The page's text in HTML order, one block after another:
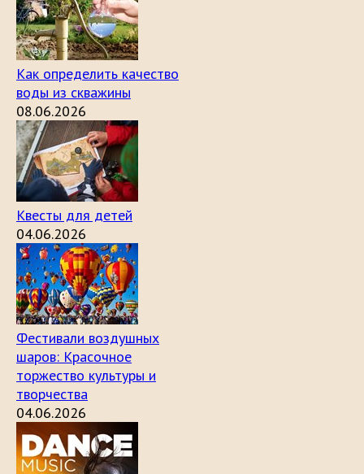
Как определить качество
воды из скважины
08.06.2026
Квесты для детей
04.06.2026
Фестивали воздушных
шаров: Красочное
торжество культуры и
творчества
04.06.2026